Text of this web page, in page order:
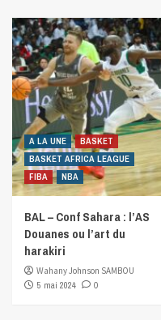
A LA UNE
BASKET
BASKET AFRICA LEAGUE
FIBA
NBA
BAL – Conf Sahara : l’AS
Douanes ou l’art du
harakiri
Wahany Johnson SAMBOU
5 mai 2024
0